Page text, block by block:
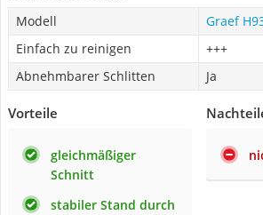
Modell
Graef
Einfach zu reinigen
+++
Abnehmbarer Schlitten
Ja
Vorteile
gleichmäßiger
Schnitt
stabiler Stand durch